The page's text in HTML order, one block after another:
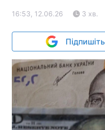
16:53, 12.06.26 3 хв.